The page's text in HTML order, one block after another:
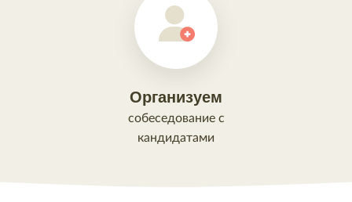
Организуем
собеседование с
кандидатами